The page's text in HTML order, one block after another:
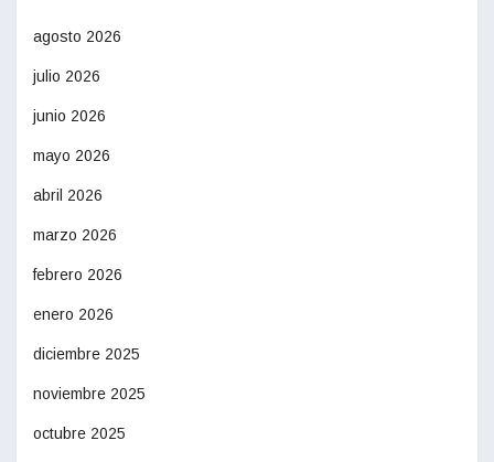
agosto 2026
julio 2026
junio 2026
mayo 2026
abril 2026
marzo 2026
febrero 2026
enero 2026
diciembre 2025
noviembre 2025
octubre 2025